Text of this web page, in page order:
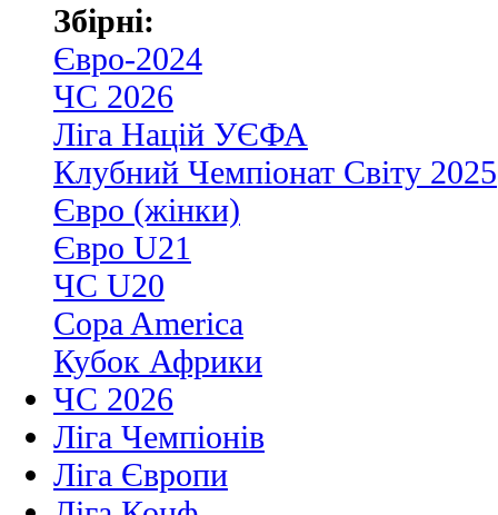
Збірні:
Євро-2024
ЧС 2026
Ліга Націй УЄФА
Клубний Чемпіонат Світу 2025
Євро (жінки)
Євро U21
ЧС U20
Copa America
Кубок Африки
ЧС 2026
Ліга Чемпіонів
Ліга Європи